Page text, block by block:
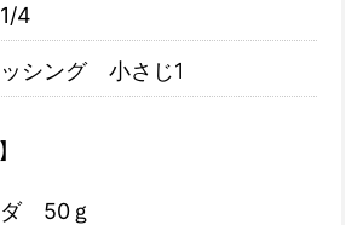
4
シング 小さじ1
ダ 50ｇ